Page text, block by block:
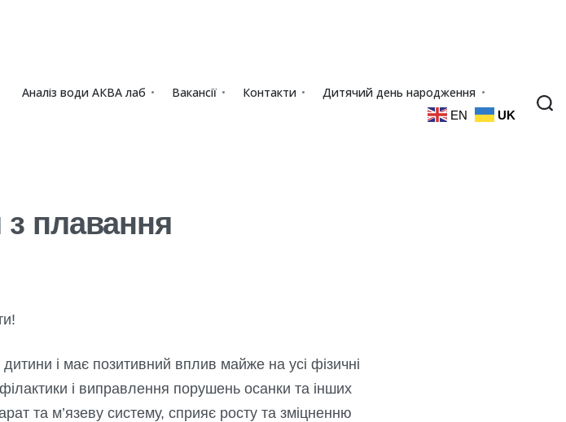
Аналіз води АКВА лаб​ Вакансії Контакти Дитячий день народження
EN UK
плавання
і має позитивний вплив майже на усі фізичні
і виправлення порушень осанки та інших
та м’язеву систему, сприяє росту та зміцненню